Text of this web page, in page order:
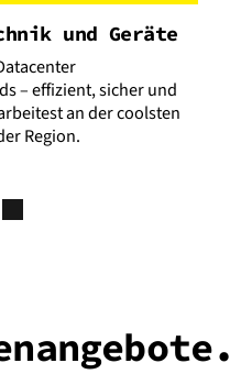
und Geräte
– effizient, sicher und
an der coolsten
Region.